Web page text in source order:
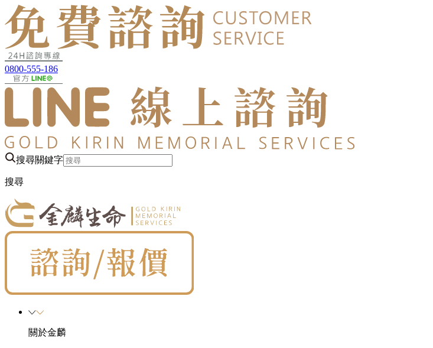
0800-555-186
搜尋關鍵字
搜尋
關於金麟